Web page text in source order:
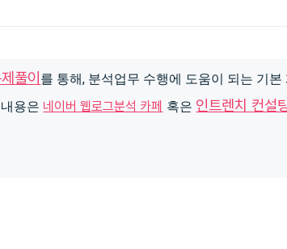
풀이 를 통해, 분석업무 수행에 도움이 되는 기본
용은 네이버 웹로그분석 카페 혹은 인트렌치 컨설